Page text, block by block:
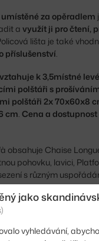
za opěradlem
a využít ji pro čtení,
lišta je také
příslušenství.
k 3,5místné
polštáři s
polštáři 2x 70x60x8
cm. Cena a
obsahuje Chaise
pohovku, lavici,
s různým
jako
vyhledávání,